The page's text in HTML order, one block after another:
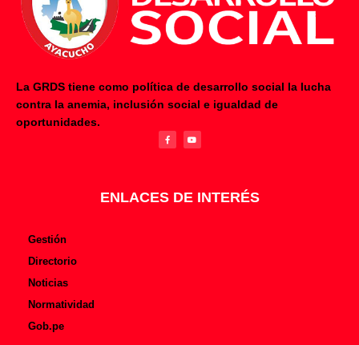
La GRDS tiene como política de desarrollo social la lucha
contra la anemia, inclusión social e igualdad de
oportunidades.
c
e
b
u
t
u
ENLACES DE INTERÉS
Gestión
Directorio
Noticias
Normatividad
Gob.pe